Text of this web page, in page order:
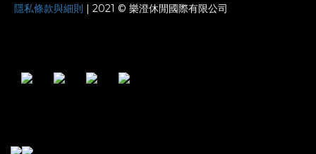
隱私條款與細則 | 2021 © 樂澄休閒國際有限公司